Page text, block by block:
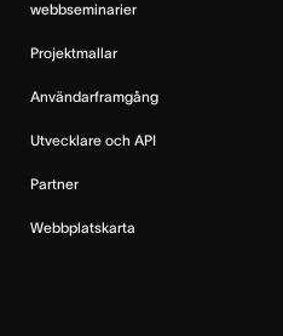
webbseminarier
Projektmallar
Användarframgång
Utvecklare och API
Partner
Webbplatskarta